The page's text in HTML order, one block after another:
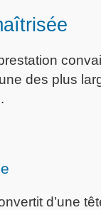
des plus
d’une